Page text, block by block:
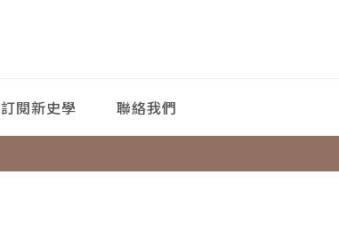
訂閱新史學 聯絡我們